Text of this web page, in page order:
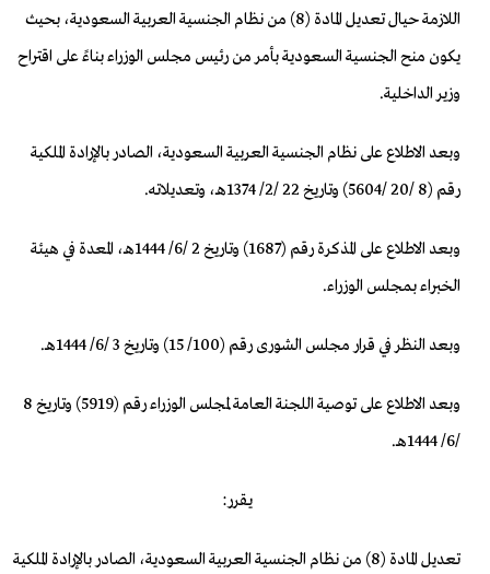
اللازمة حيال تعديل المادة (8) من نظام الجنسية العربية السعودية، بحيث
يكون منح الجنسية السعودية بأمر من رئيس مجلس الوزراء بناءً على اقتراح
وزير الداخلية.
وبعد الاطلاع على نظام الجنسية العربية السعودية، الصادر بالإرادة الملكية
رقم (8 /20 /5604) وتاريخ 22 /2/ 1374هـ، وتعديلاته.
وبعد الاطلاع على المذكرة رقم (1687) وتاريخ 2 /6/ 1444هـ، المعدة في هيئة
الخبراء بمجلس الوزراء.
وبعد النظر في قرار مجلس الشورى رقم (100/ 15) وتاريخ 3 /6/ 1444هـ.
وبعد الاطلاع على توصية اللجنة العامة لمجلس الوزراء رقم (5919) وتاريخ 8
/6/ 1444هـ.
يقرر:
تعديل المادة (8) من نظام الجنسية العربية السعودية، الصادر بالإرادة الملكية